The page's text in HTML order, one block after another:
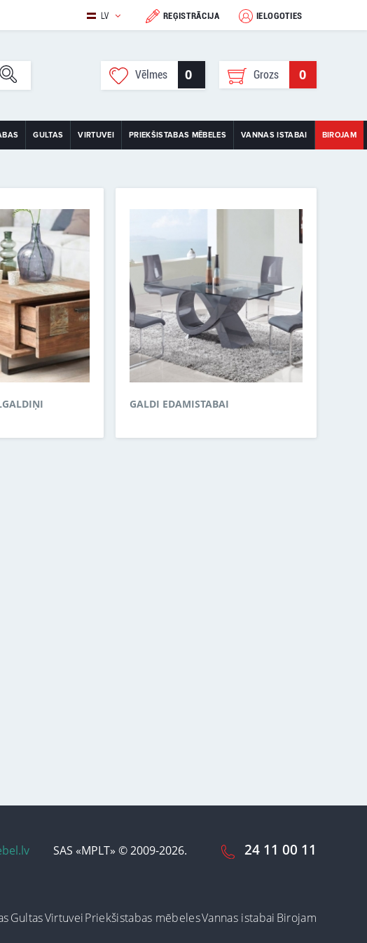
LV REĢISTRĀCIJA IELOGOTIES
Vēlmes 0 Grozs 0
GULTAS VIRTUVEI PRIEKŠISTABAS MĒBELES VANNAS ISTABAI BIROJAM
GALDI EDAMISTABAI
SAS «MPLT» © 2009-2026. 24 11 00 11
GultasVirtuveiPriekšistabas mēbelesVannas istabai Birojam